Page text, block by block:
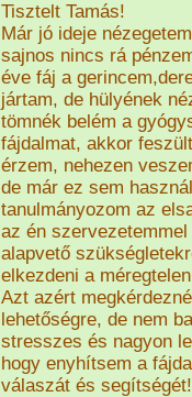
Tisztelt Tamás!
Már jó ideje
sajnos nincs rá
éve fáj a
jártam, de hülyének
tömnék belém a
fájdalmat, akkor
érzem, nehezen
de már ez sem
tanulmányozom az
az én
alapvető
elkezdeni a
Azt azért
lehetőségre, de nem
stresszes és nagyon
hogy enyhítsem a
válaszát és segítségét!